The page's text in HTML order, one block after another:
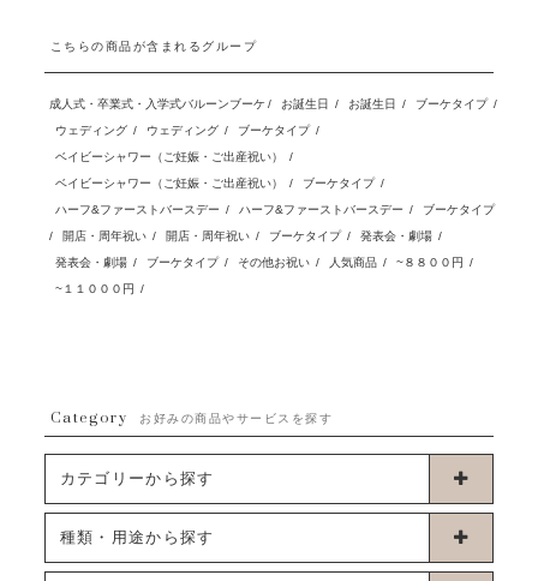
こちらの商品が含まれるグループ
成人式・卒業式・入学式バルーンブーケ / お誕生日 / お誕生日 / ブーケタイプ /
ウェディング / ウェディング / ブーケタイプ /
ベイビーシャワー（ご妊娠・ご出産祝い）
/
ベイビーシャワー（ご妊娠・ご出産祝い）
/ ブーケタイプ /
ハーフ&ファーストバースデー / ハーフ&ファーストバースデー /
ブーケタイプ
/
開店・周年祝い / 開店・周年祝い / ブーケタイプ / 発表会・劇場 /
発表会・劇場 / ブーケタイプ / その他お祝い / 人気商品 / ~８８００円
/
~１１０００円
/
Category お好みの商品やサービスを探す
カテゴリーから探す
卓上タイプバルーン
種類・用途から探す